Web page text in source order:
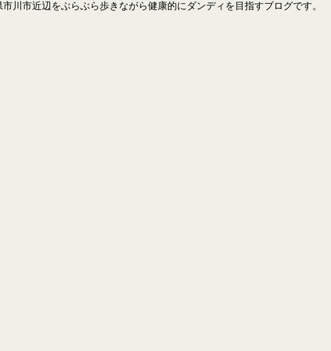
川市近辺をぶらぶら歩きながら健康的にダンディを目指すブログです。